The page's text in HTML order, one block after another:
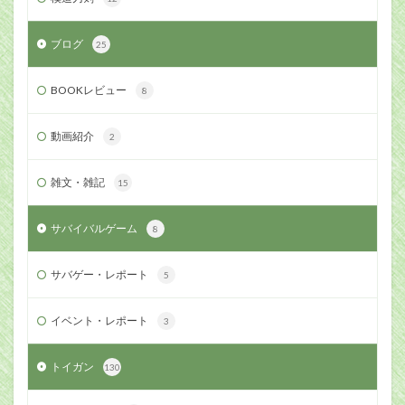
ブログ 25
BOOKレビュー 8
動画紹介 2
雑文・雑記 15
サバイバルゲーム 8
サバゲー・レポート 5
イベント・レポート 3
トイガン 130